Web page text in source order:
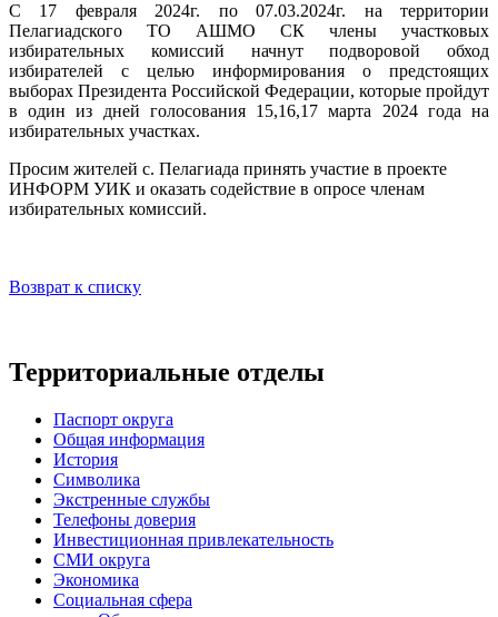
С 17 февраля 2024г. по 07.03.2024г. на территории
Пелагиадского ТО АШМО СК члены участковых
избирательных комиссий начнут подворовой обход
избирателей с целью информирования о предстоящих
выборах Президента Российской Федерации, которые пройдут
в один из дней голосования 15,16,17 марта 2024 года на
избирательных участках.
Просим жителей с. Пелагиада принять участие в проекте
ИНФОРМ УИК и оказать содействие в опросе членам
избирательных комиссий.
Возврат к списку
Территориальные отделы
Паспорт округа
Общая информация
История
Символика
Экстренные службы
Телефоны доверия
Инвестиционная привлекательность
СМИ округа
Экономика
Социальная сфера